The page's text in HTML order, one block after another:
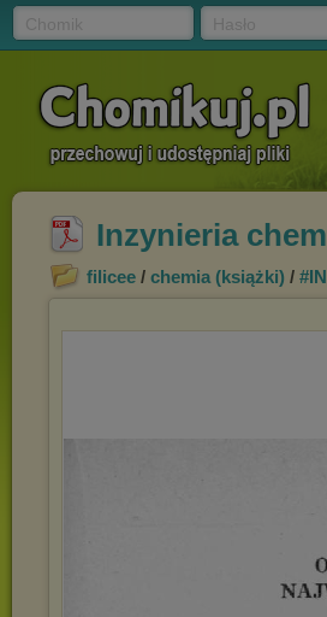
Inzynieria
filicee / chemia (książki) /